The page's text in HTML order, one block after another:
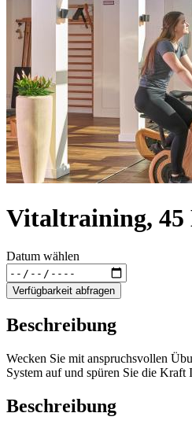
Vitaltraining, 45
Datum wählen
Verfügbarkeit abfragen
Beschreibung
Wecken Sie mit anspruchsvollen
System auf und spüren Sie die Kraft
Beschreibung